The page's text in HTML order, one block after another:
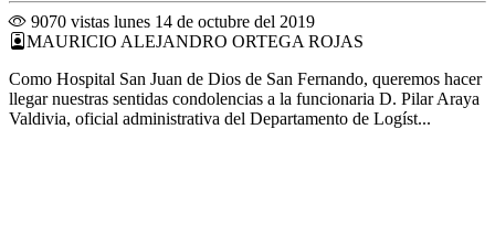
9070 vistas lunes 14 de octubre del 2019
MAURICIO ALEJANDRO ORTEGA ROJAS
Como Hospital San Juan de Dios de San Fernando, queremos hacer
llegar nuestras sentidas condolencias a la funcionaria D. Pilar Araya
Valdivia, oficial administrativa del Departamento de Logíst...